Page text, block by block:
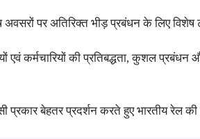
अवसरों पर अतिरिक्त भीड़ प्रबंधन के लिए
एवं कर्मचारियों की प्रतिबद्धता, कुशल
प्रकार बेहतर प्रदर्शन करते हुए भारतीय रेल